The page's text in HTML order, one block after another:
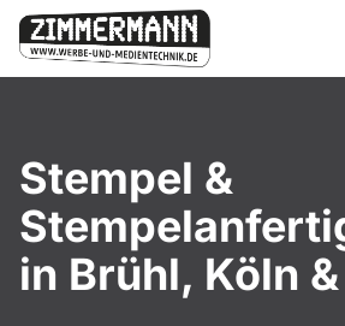
Stempel &
in Brühl, Köln